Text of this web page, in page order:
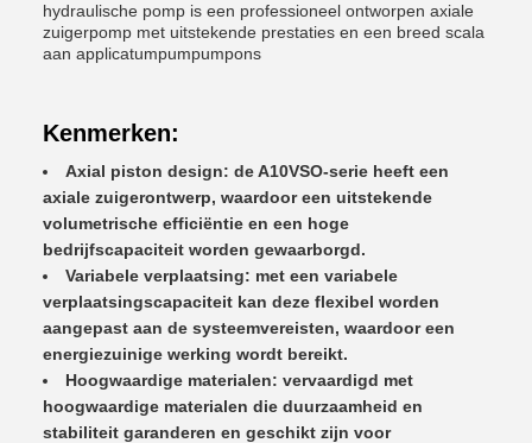
hydraulische pomp is een professioneel ontworpen axiale
zuigerpomp met uitstekende prestaties en een breed scala
aan applicatumpumpumpons
Kenmerken:
Axial piston design: de A10VSO-serie heeft een
axiale zuigerontwerp, waardoor een uitstekende
volumetrische efficiëntie en een hoge
bedrijfscapaciteit worden gewaarborgd.
Variabele verplaatsing: met een variabele
verplaatsingscapaciteit kan deze flexibel worden
aangepast aan de systeemvereisten, waardoor een
energiezuinige werking wordt bereikt.
Hoogwaardige materialen: vervaardigd met
hoogwaardige materialen die duurzaamheid en
stabiliteit garanderen en geschikt zijn voor